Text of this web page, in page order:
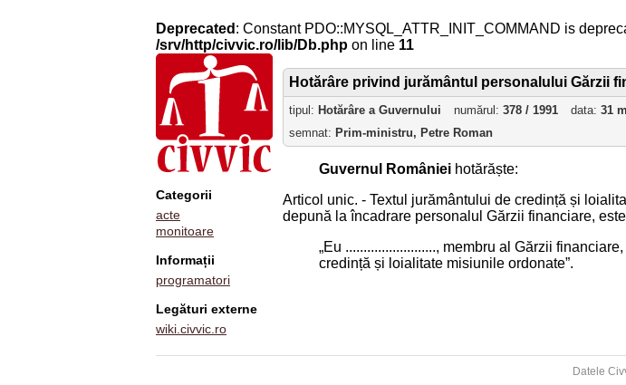
Deprecated : Constant PDO::MYSQL_ATTR_INIT_COMMAND is
/srv/http/civvic.ro/lib/Db.php on line 11
Categorii
acte
monitoare
Informații
programatori
Legături externe
wiki.civvic.ro
Hotărâre privind jurământul personalului Gărzii
tipul: Hotărâre a Guvernului numărul: 378 / 1991 data: 31
semnat: Prim-ministru, Petre Roman
Guvernul României hotărăște:
Articol unic. - Textul jurământului de credință și
depună la încadrare personalul Gărzii financiare,
„Eu ........................., membru al Gărzii
credință și loialitate misiunile ordonate”.
Datele